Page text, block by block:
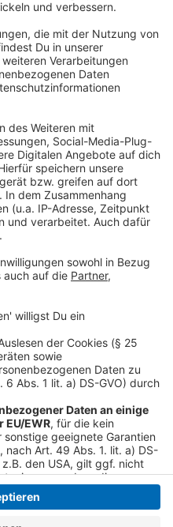
sowie auf der
der ADAC mit
dichten Berufsverkehr
vor dem Feiertag in den
oder Donnerstag